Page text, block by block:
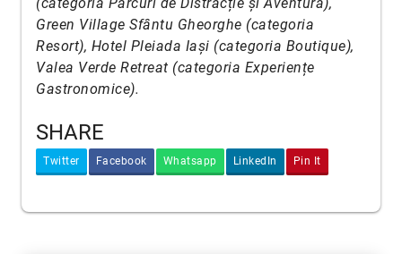
Green Village Sfântu Gheorghe (categoria
Resort), Hotel Pleiada Iași (categoria Boutique),
Valea Verde Retreat (categoria Experiențe
Gastronomice).
SHARE
Twitter Facebook Whatsapp LinkedIn Pin It